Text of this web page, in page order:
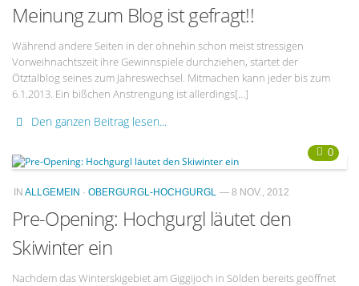
Meinung zum Blog ist gefragt!!
Während andere Seiten in der ohnehin schon meist stressigen
Vorweihnachtszeit ihre Gewinnspiele durchziehen, startet der
Ötztalblog seines zum Jahreswechsel. Mitmachen kann jeder bis zum
6.1.2013. Ein bißchen Anstrengung ist allerdings[…]
Den ganzen Beitrag lesen...
0
IN ALLGEMEIN · OBERGURGL-HOCHGURGL — 8 NOV., 2012
Pre-Opening: Hochgurgl läutet den
Skiwinter ein
Nachdem das Winterskigebiet am Giggijoch in Sölden bereits geöffnet